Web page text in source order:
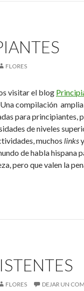
FLORES
visitar el blog
Una compilación
para principiantes,
de niveles
muchos links
de habla hispana
pero que valen la
FLORES DEJAR UN